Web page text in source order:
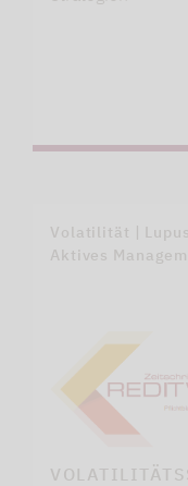
Volatilität |
Aktives